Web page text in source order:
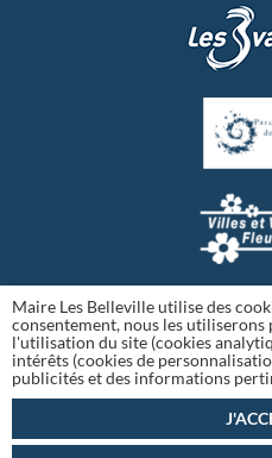
Maire Les Belleville utilise des
consentement, nous les
l'utilisation du site (cookies
intérêts (cookies de
publicités et des informations